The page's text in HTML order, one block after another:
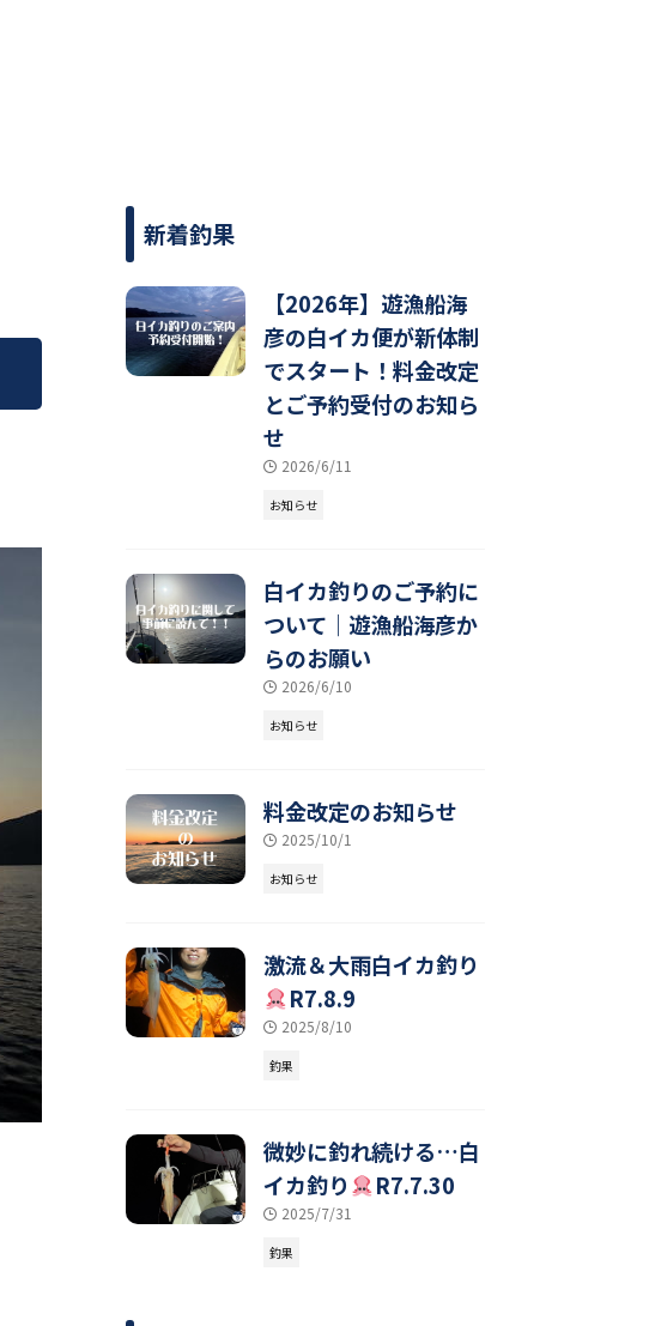
新着釣果
【2026年】遊漁船海
彦の白イカ便が新体制
でスタート！料金改定
とご予約受付のお知ら
せ
2026/6/11
お知らせ
白イカ釣りのご予約に
ついて｜遊漁船海彦か
らのお願い
2026/6/10
お知らせ
料金改定のお知らせ
2025/10/1
お知らせ
激流＆大雨白イカ釣り
R7.8.9
2025/8/10
釣果
微妙に釣れ続ける…白
イカ釣り
R7.7.30
2025/7/31
釣果